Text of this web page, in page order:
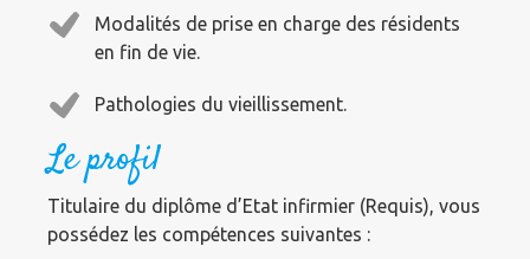
Modalités de prise en charge des résidents
en fin de vie.
Pathologies du vieillissement.
Le profil
Titulaire du diplôme d’Etat infirmier (Requis), vous
possédez les compétences suivantes :